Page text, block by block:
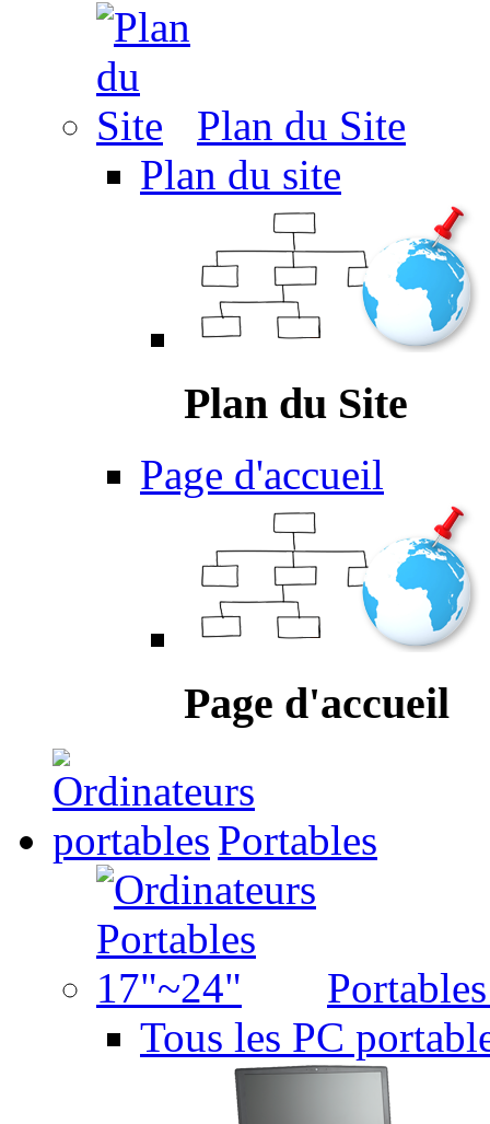
Plan du Site
Plan du site
Plan du Site
Page d'accueil
Page d'accueil
Portables
Tous les PC